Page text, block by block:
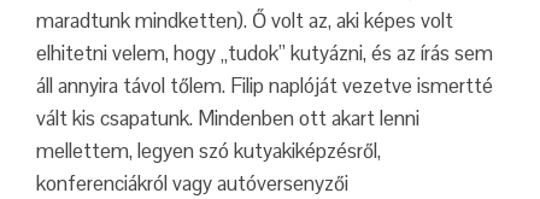
maradtunk mindketten). Ő volt az, aki képes volt
elhitetni velem, hogy „tudok” kutyázni, és az írás sem
áll annyira távol tőlem. Filip naplóját vezetve ismertté
vált kis csapatunk. Mindenben ott akart lenni
mellettem, legyen szó kutyakiképzésről,
konferenciákról vagy autóversenyzői